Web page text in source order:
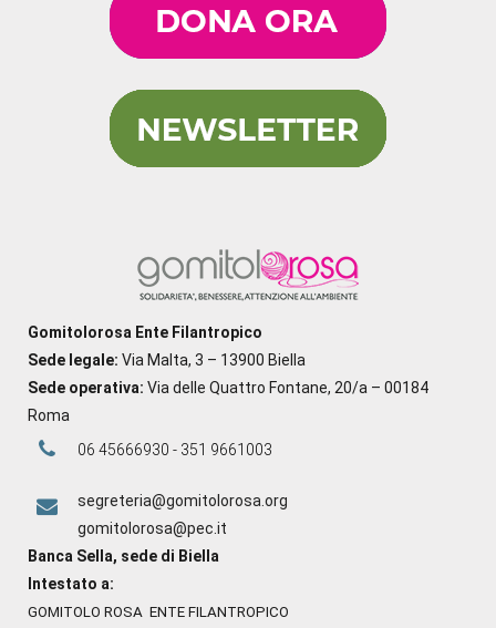
Gomitolorosa Ente Filantropico
Sede legale: Via Malta, 3 – 13900 Biella
Sede operativa: Via delle Quattro Fontane, 20/a – 00184
Roma
06 45666930 - 351 9661003
segreteria@gomitolorosa.org
gomitolorosa@pec.it
Banca Sella, sede di Biella
Intestato a:
GOMITOLO ROSA ENTE FILANTROPICO